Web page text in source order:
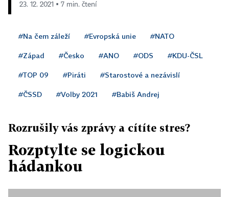
23. 12. 2021 ▪ 7 min. čtení
#Na čem záleží #Evropská unie #NATO
#Západ #Česko #ANO #ODS #KDU-ČSL
#TOP 09 #Piráti #Starostové a nezávislí
#ČSSD #Volby 2021 #Babiš Andrej
Rozrušily vás zprávy a cítíte stres?
Rozptylte se logickou
hádankou